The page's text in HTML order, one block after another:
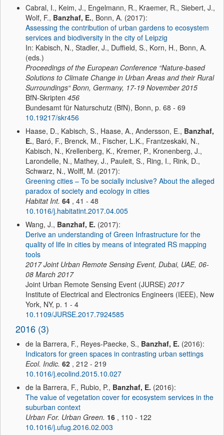
Cabral, I., Keim, J., Engelmann, R., Kraemer, R., Siebert, J.,
Wolf, F., Banzhaf, E., Bonn, A. (2017):
Assessing the contribution of urban gardens to ecosystem
services and biodiversity in the city of Leipzig
In: Kabisch, N., Stadler, J., Duffield, S., Korn, H., Bonn, A.
(eds.)
Proceedings of the European Conference “Nature-based
Solutions to Climate Change in Urban Areas and their Rural
Surroundings“ Bonn, Germany, 17-19 November 2015
BfN-Skripten 456
Bundesamt für Naturschutz (BfN), Bonn, p. 68 - 69
10.19217/skr456
Haase, D., Kabisch, S., Haase, A., Andersson, E., Banzhaf,
E., Baró, F., Brenck, M., Fischer, L.K., Frantzeskaki, N.,
Kabisch, N., Krellenberg, K., Kremer, P., Kronenberg, J.,
Larondelle, N., Mathey, J., Pauleit, S., Ring, I., Rink, D.,
Schwarz, N., Wolff, M. (2017):
Greening cities – To be socially inclusive? About the alleged
paradox of society and ecology in cities
Habitat Int. 64 , 41 - 48
10.1016/j.habitatint.2017.04.005
Wang, J., Banzhaf, E. (2017):
Derive an understanding of Green Infrastructure for the
quality of life in cities by means of integrated RS mapping
tools
2017 Joint Urban Remote Sensing Event, Dubai, UAE, 06-
08 March 2017
Joint Urban Remote Sensing Event (JURSE) 2017
Institute of Electrical and Electronics Engineers (IEEE), New
York, NY, p. 1 - 4
10.1109/JURSE.2017.7924585
2016 (3)
de la Barrera, F., Reyes-Paecke, S., Banzhaf, E. (2016):
Indicators for green spaces in contrasting urban settings
Ecol. Indic. 62 , 212 - 219
10.1016/j.ecolind.2015.10.027
de la Barrera, F., Rubio, P., Banzhaf, E. (2016):
The value of vegetation cover for ecosystem services in the
suburban context
Urban For. Urban Green. 16 , 110 - 122
10.1016/j.ufug.2016.02.003